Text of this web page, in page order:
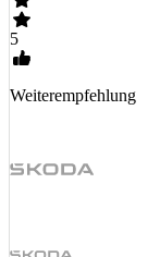
5
Weiterempfehlung